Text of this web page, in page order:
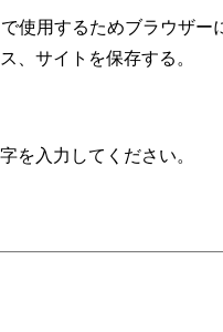
使用するためブラウザー
、サイトを保存する。
を入力してください。